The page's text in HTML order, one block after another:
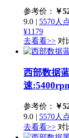
参考价： ￥
9.0 | 5570人
¥1179
去看看>> 对
西部数据
速
参考价： ￥
9.0 | 5570人
去看看>> 对